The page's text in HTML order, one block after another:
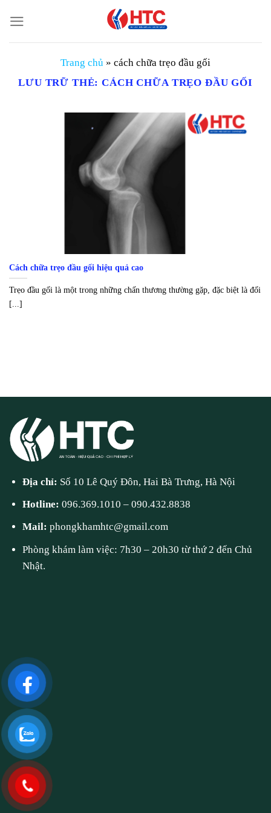
đến
nội
Trang chủ » cách chữa trẹo đầu gối
LƯU TRỮ THẺ:CÁCH CHỮA TRẸO ĐẦU GỐI
Cách chữa trẹo đầu gối hiệu quả cao
Trẹo đầu gối là một trong những chấn thương thường gặp, đặc biệt là đối
[...]
Địa chỉ: Số 10 Lê Quý Đôn, Hai Bà Trưng, Hà Nội
Hotline:096.369.1010 –090.432.8838
Mail:phongkhamhtc@gmail.com
Phòng khám làm việc: 7h30 – 20h30 từ thứ 2 đến Chủ
Nhật.